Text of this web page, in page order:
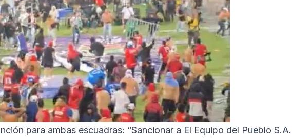
para ambas escuadras: “Sancionar a El Equipo del Pueblo S.A.